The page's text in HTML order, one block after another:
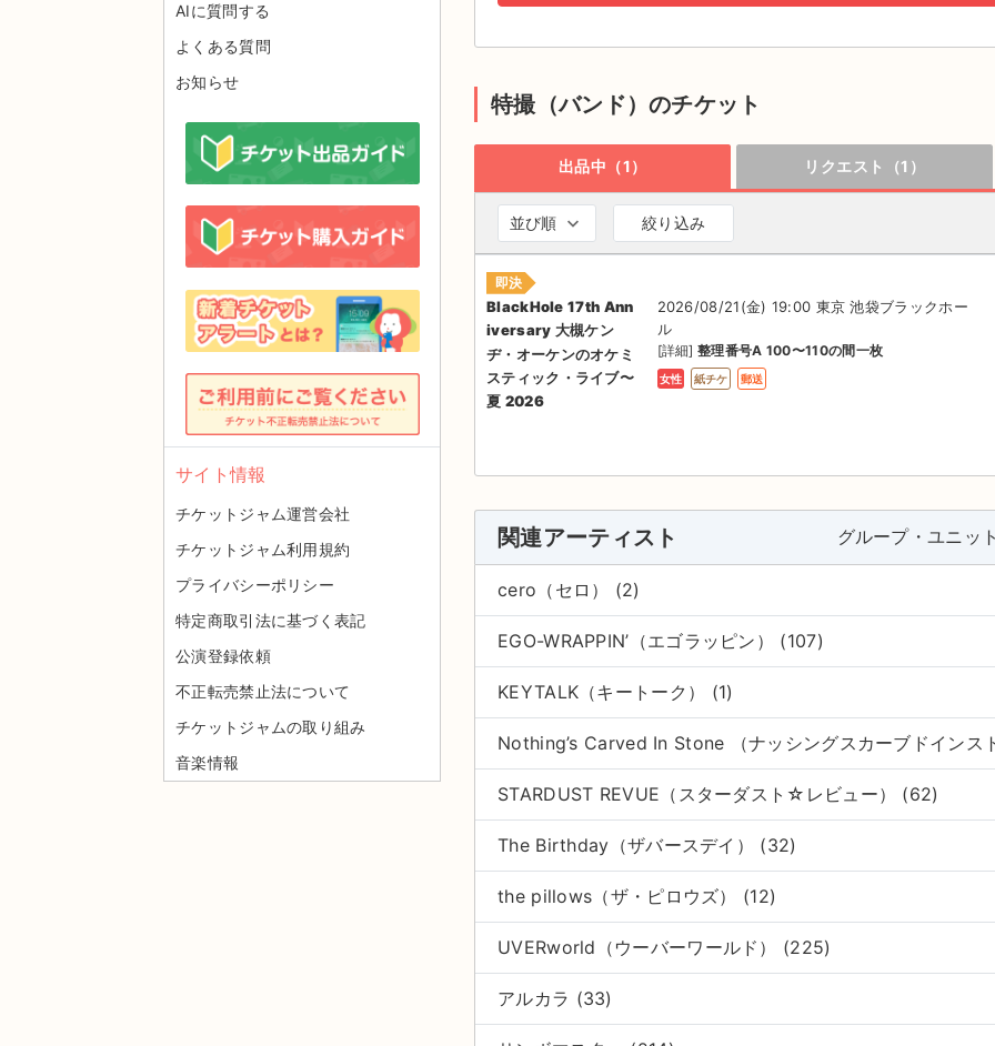
特撮（バンド）のチケット
出品中（1） リクエスト（1）
並び順 絞り込み
即決
BlackHole 17th Ann
iversary 大槻ケン
ヂ・オーケンのオケミ
スティック・ライブ〜
夏 2026
2026/08/21(金) 19:00 東京 池袋ブラックホー
ル
[詳細]整理番号A 100〜110の間一枚
女性 紙チケ 郵送
関連アーティスト グループ・ユニッ
cero（セロ） (2)
EGO-WRAPPIN’（エゴラッピン） (107)
KEYTALK（キートーク） (1)
Nothing’s Carved In Stone （ナッシングスカーブドインス
STARDUST REVUE（スターダスト☆レビュー） (62)
The Birthday（ザバースデイ） (32)
the pillows（ザ・ピロウズ） (12)
UVERworld（ウーバーワールド） (225)
アルカラ (33)
AIに質問する
よくある質問
お知らせ
サイト情報
チケットジャム運営会社
チケットジャム利用規約
プライバシーポリシー
特定商取引法に基づく表記
公演登録依頼
不正転売禁止法について
チケットジャムの取り組み
音楽情報